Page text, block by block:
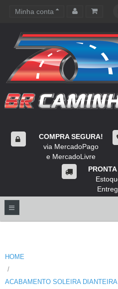
Minha conta
COMPRA SEGURA!
via MercadoPago
e MercadoLivre
HOME
ACABAMENTO SOLEIRA